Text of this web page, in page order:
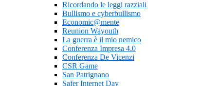
Ricordando le leggi razziali
Bullismo e cyberbullismo
Economic@mente
Reunion Wayouth
La guerra è il mio nemico
Conferenza Impresa 4.0
Conferenza De Vicenzi
CSR Game
San Patrignano
Safer Internet Day